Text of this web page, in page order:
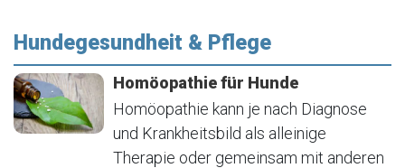
Hundegesundheit & Pflege
Homöopathie für Hunde
Homöopathie kann je nach Diagnose
und Krankheitsbild als alleinige
Therapie oder gemeinsam mit anderen